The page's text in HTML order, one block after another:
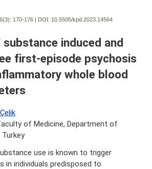
170-176 | DOI: 10.5505/kpd.2023.14564
induced and
first-episode psychosis
whole blood
of Medicine, Department of
use is known to trigger
in individuals predisposed to